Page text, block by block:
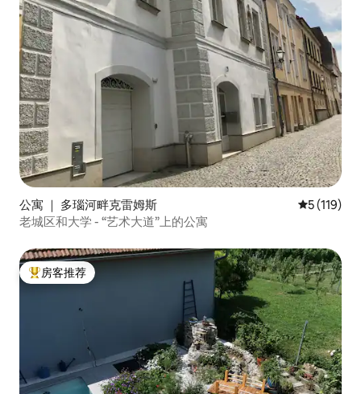
公寓 ｜ 多瑙河畔克雷姆斯 平均评分 5
5 (119)
老城区和大学 - “艺术大道”上的公寓
热门「房客推荐」
房客推荐